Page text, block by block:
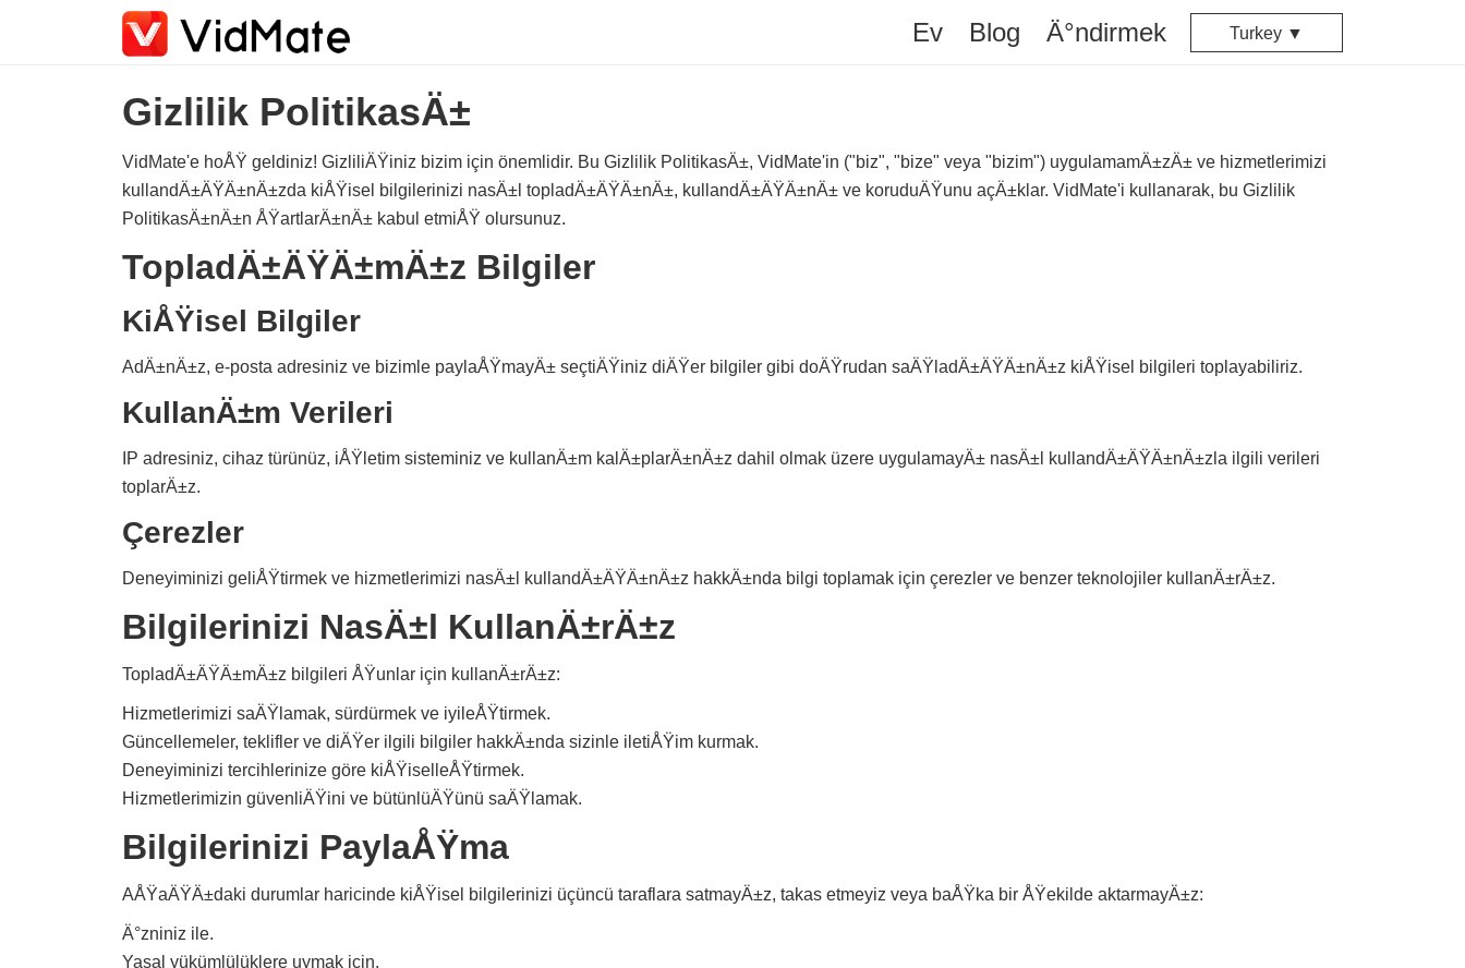
Ev Blog Ä°ndirmek Turkey ▼
Gizlilik PolitikasÄ±
VidMate'e hoÅŸ geldiniz! GizliliÄŸiniz bizim için önemlidir. Bu Gizlilik PolitikasÄ±, VidMate'in ("biz", "bize" veya "bizim") uygulamamÄ±zÄ± ve hizmetlerimizi
kullandÄ±ÄŸÄ±nÄ±zda kiÅŸisel bilgilerinizi nasÄ±l topladÄ±ÄŸÄ±nÄ±, kullandÄ±ÄŸÄ±nÄ± ve koruduÄŸunu açÄ±klar. VidMate'i kullanarak, bu Gizlilik
PolitikasÄ±nÄ±n ÅŸartlarÄ±nÄ± kabul etmiÅŸ olursunuz.
TopladÄ±ÄŸÄ±mÄ±z Bilgiler
KiÅŸisel Bilgiler
AdÄ±nÄ±z, e-posta adresiniz ve bizimle paylaÅŸmayÄ± seçtiÄŸiniz diÄŸer bilgiler gibi doÄŸrudan saÄŸladÄ±ÄŸÄ±nÄ±z kiÅŸisel bilgileri toplayabiliriz.
KullanÄ±m Verileri
IP adresiniz, cihaz türünüz, iÅŸletim sisteminiz ve kullanÄ±m kalÄ±plarÄ±nÄ±z dahil olmak üzere uygulamayÄ± nasÄ±l kullandÄ±ÄŸÄ±nÄ±zla ilgili verileri
toplarÄ±z.
Çerezler
Deneyiminizi geliÅŸtirmek ve hizmetlerimizi nasÄ±l kullandÄ±ÄŸÄ±nÄ±z hakkÄ±nda bilgi toplamak için çerezler ve benzer teknolojiler kullanÄ±rÄ±z.
Bilgilerinizi NasÄ±l KullanÄ±rÄ±z
TopladÄ±ÄŸÄ±mÄ±z bilgileri ÅŸunlar için kullanÄ±rÄ±z:
Hizmetlerimizi saÄŸlamak, sürdürmek ve iyileÅŸtirmek.
Güncellemeler, teklifler ve diÄŸer ilgili bilgiler hakkÄ±nda sizinle iletiÅŸim kurmak.
Deneyiminizi tercihlerinize göre kiÅŸiselleÅŸtirmek.
Hizmetlerimizin güvenliÄŸini ve bütünlüÄŸünü saÄŸlamak.
Bilgilerinizi PaylaÅŸma
AÅŸaÄŸÄ±daki durumlar haricinde kiÅŸisel bilgilerinizi üçüncü taraflara satmayÄ±z, takas etmeyiz veya baÅŸka bir ÅŸekilde aktarmayÄ±z:
Ä°zniniz ile.
Yasal yükümlülüklere uymak için.